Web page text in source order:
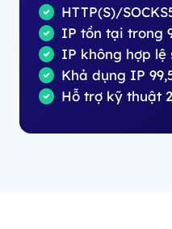
HTTP(S)/
IP tồn tại trong
IP không hợp lệ
Khả dụng IP
Hỗ trợ kỹ thuật